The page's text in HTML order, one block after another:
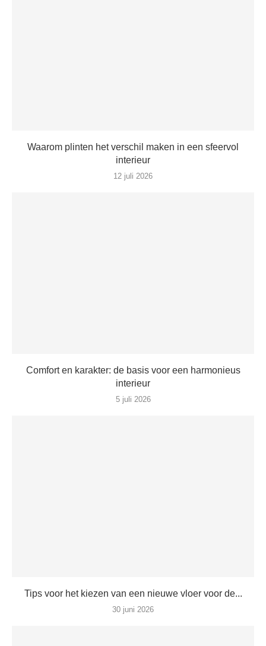
Waarom plinten het verschil maken in een sfeervol
interieur
12 juli 2026
Comfort en karakter: de basis voor een harmonieus
interieur
5 juli 2026
Tips voor het kiezen van een nieuwe vloer voor de...
30 juni 2026